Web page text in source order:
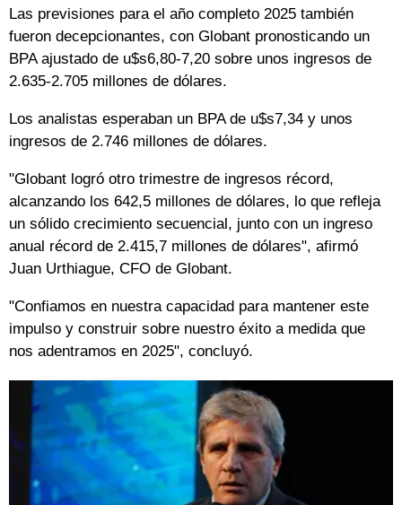
Las previsiones para el año completo 2025 también
fueron decepcionantes, con Globant pronosticando un
BPA ajustado de u$s6,80-7,20 sobre unos ingresos de
2.635-2.705 millones de dólares.
Los analistas esperaban un BPA de u$s7,34 y unos
ingresos de 2.746 millones de dólares.
"Globant logró otro trimestre de ingresos récord,
alcanzando los 642,5 millones de dólares, lo que refleja
un sólido crecimiento secuencial, junto con un ingreso
anual récord de 2.415,7 millones de dólares", afirmó
Juan Urthiague, CFO de Globant.
"Confiamos en nuestra capacidad para mantener este
impulso y construir sobre nuestro éxito a medida que
nos adentramos en 2025", concluyó.